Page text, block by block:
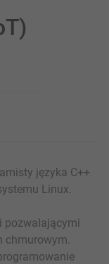
języka C++
Linux.
pozwalającymi
chmurowym.